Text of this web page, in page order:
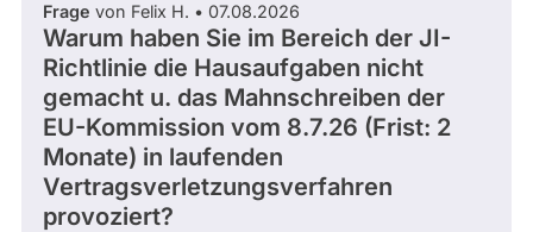
Zeitraum
Frage von Felix H. • 07.08.2026
Warum haben Sie im Bereich der JI-
Richtlinie die Hausaufgaben nicht
gemacht u. das Mahnschreiben der
EU-Kommission vom 8.7.26 (Frist: 2
Monate) in laufenden
Vertragsverletzungsverfahren
provoziert?